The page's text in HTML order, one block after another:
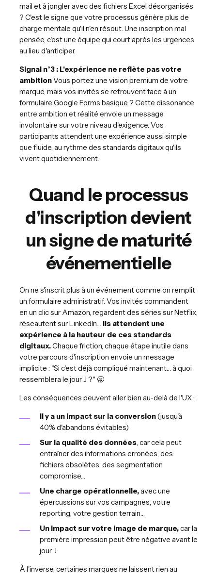
mail et à jongler avec des fichiers Excel désorganisés
? C'est le signe que votre processus génère plus de
charge mentale qu'il n'en résout. Une inscription mal
pensée, c'est une équipe qui court après les urgences
au lieu d'anticiper.
Signal n°3 : L'expérience ne reflète pas votre
ambitionVous portez une vision premium de votre
marque, mais vos invités se retrouvent face à un
formulaire Google Forms basique ? Cette dissonance
entre ambition et réalité envoie un message
involontaire sur votre niveau d'exigence. Vos
participants attendent une expérience aussi simple
que fluide, au rythme des standards digitaux qu'ils
vivent quotidiennement.
Quand le processus
d'inscription devient
un signe de maturité
événementielle
On ne s'inscrit plus à un événement comme on remplit
un formulaire administratif. Vos invités commandent
en un clic sur Amazon, regardent des séries sur Netflix,
réseautent sur LinkedIn… Ils attendent une
expérience à la hauteur de ces standards
digitaux.Chaque friction, chaque étape inutile dans
votre parcours d'inscription envoie un message
implicite : "Si c'est déjà compliqué maintenant… à quoi
ressemblera le jour J ?" 🥱
Les conséquences peuvent aller bien au-delà de l'UX :
Il y a un impact sur la conversion(jusqu'à
40% d'abandons évitables)
Sur la qualité des données , car cela peut
entraîner des informations erronées, des
fichiers obsolètes, des segmentation
compromise…
Une charge opérationnelle,avec une
épercussions sur vos campagnes, votre
reporting, votre gestion terrain…
Un impact sur votre image de marque,car la
première impression peut être négative avant le
jour J
À l'inverse, certaines marques ne laissent rien au